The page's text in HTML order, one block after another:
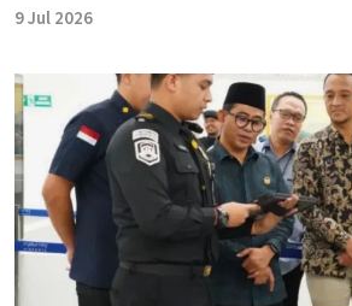
9 Jul 2026